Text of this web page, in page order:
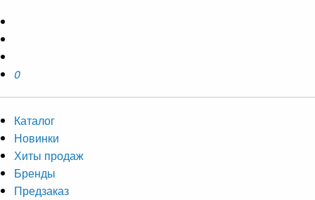
0
Каталог
Новинки
Хиты продаж
Бренды
Предзаказ